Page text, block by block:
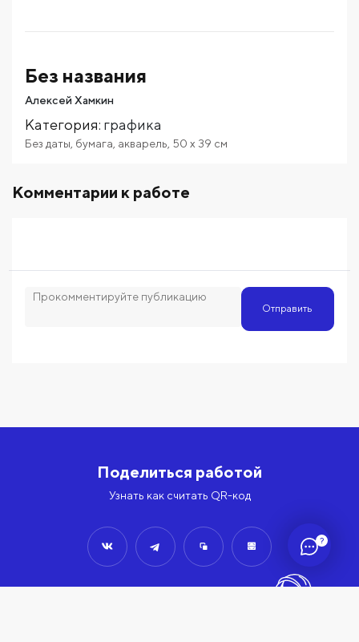
?
Без названия
Алексей Хамкин
Категория: графика
Без даты бумага акварель 50 x 39 см
Комментарии к работе
Отправить
Поделиться работой
Узнать как считать QR-код